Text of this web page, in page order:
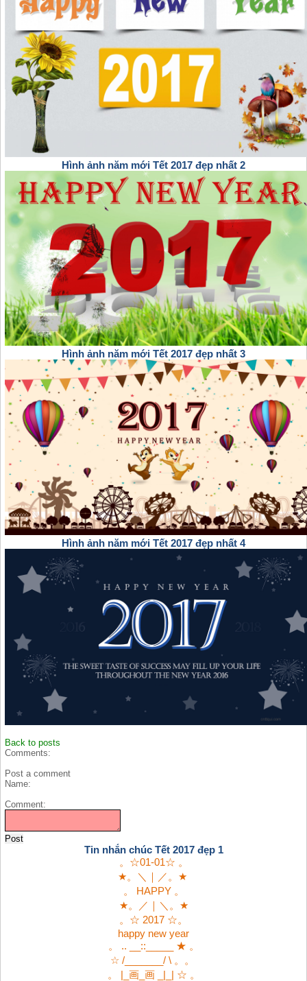
Hình ảnh năm mới Tết 2017 đẹp nhất 2
Hình ảnh năm mới Tết 2017 đẹp nhất 3
Hình ảnh năm mới Tết 2017 đẹp nhất 4
Back to posts
Comments:
Post a comment
Name:
Comment:
Tin nhắn chúc Tết 2017 đẹp 1
。☆01-01☆ 。
★。＼｜／。★
。 HAPPY 。
★。／｜＼。★
。☆ 2017 ☆。
happy new year
。 .. __::_____ ★ 。
☆ /_______/ \ 。。
。 |_画_画 _|_| ☆ 。